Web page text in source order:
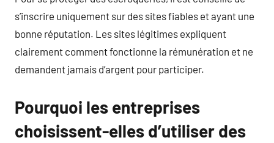
s’inscrire uniquement sur des sites fiables et ayant une
bonne réputation. Les sites légitimes expliquent
clairement comment fonctionne la rémunération et ne
demandent jamais d’argent pour participer.
Pourquoi les entreprises
choisissent-elles d’utiliser des